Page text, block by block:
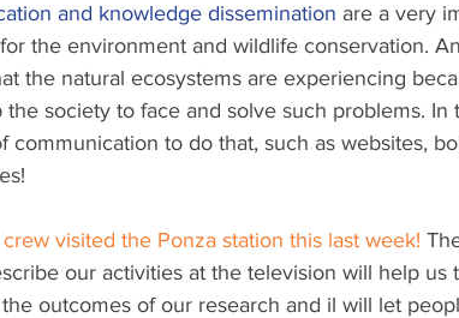
and knowledge dissemination are a very
the environment and wildlife conservation. An
the natural ecosystems are experiencing
the society to face and solve such problems. In
communication to do that, such as websites,
visited the Ponza station this last week!
our activities at the television will help us
outcomes of our research and il will let